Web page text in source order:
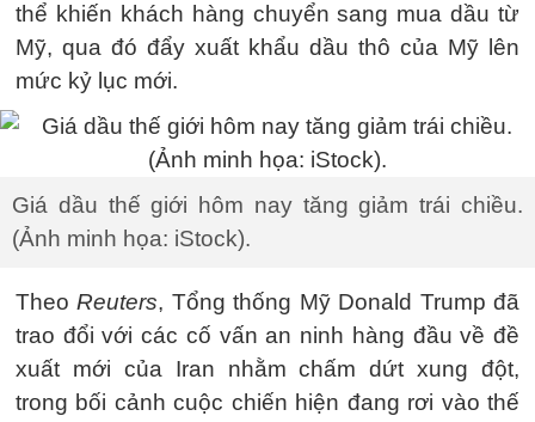
thể khiến khách hàng chuyển sang mua dầu từ
Mỹ, qua đó đẩy xuất khẩu dầu thô của Mỹ lên
mức kỷ lục mới.
Giá dầu thế giới hôm nay tăng giảm trái chiều.
(Ảnh minh họa: iStock).
TheoReuters, Tổng thống Mỹ Donald Trump đã
trao đổi với các cố vấn an ninh hàng đầu về đề
xuất mới của Iran nhằm chấm dứt xung đột,
trong bối cảnh cuộc chiến hiện đang rơi vào thế